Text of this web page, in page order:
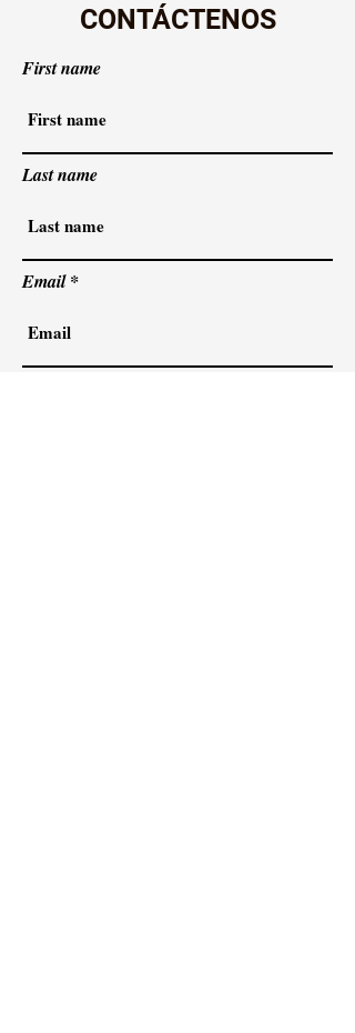
CONTÁCTENOS
First name
Last name
Email